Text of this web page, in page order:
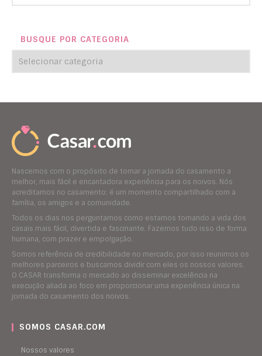
BUSQUE POR CATEGORIA
Nascemos com o propósito de tornar a jornada do casamento a
melhor, mais fácil e encantadora experiência para os noivos. Nós
acreditamos no casamento: é um momento compartilhado com a
família, os amigos e a comunidade.
Todos os dias nos perguntamos como estamos tornando a vida dos
casais mais fácil, divertida e fascinante. Fazemos tudo isso de forma
humana, com prazer e empolgação.
Somos referência de credibilidade no mercado, por isso reunimos os
melhores parceiros e buscamos dividir com eles os nossos valores.
O CASAR transforma o mercado ao disseminar excelência na
execução aliada ao foco em proporcionar uma experiência única na
jornada do casamento dos noivos.
SOMOS CASAR.COM
Nossos valores